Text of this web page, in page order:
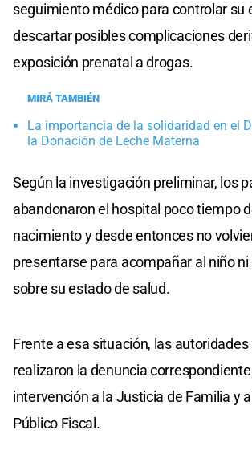
seguimiento médico para controlar su
descartar posibles complicaciones
exposición prenatal a drogas.
MIRÁ TAMBIÉN
La importancia de la solidaridad en el
la Donación de Leche Materna
Según la investigación preliminar, los
abandonaron el hospital poco tiempo
nacimiento y desde entonces no
presentarse para acompañar al niño
sobre su estado de salud.
Frente a esa situación, las
realizaron la denuncia
intervención a la Justicia de Familia y
Público Fiscal.